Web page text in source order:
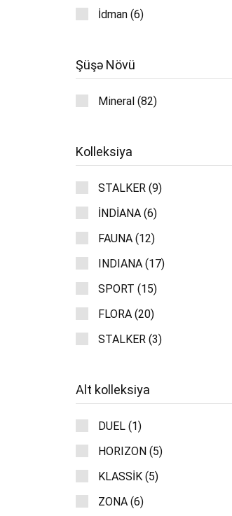
İdman (6)
Şüşə Növü
Mineral (82)
Kolleksiya
STALKER (9)
İNDİANA (6)
FAUNA (12)
INDIANA (17)
SPORT (15)
FLORA (20)
STALKER (3)
Alt kolleksiya
DUEL (1)
HORIZON (5)
KLASSİK (5)
ZONA (6)